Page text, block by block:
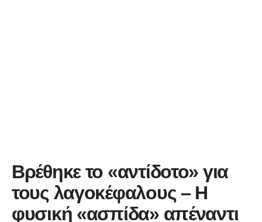
Βρέθηκε το «αντίδοτο» για
τους λαγοκέφαλους – Η
φυσική «ασπίδα» απέναντι